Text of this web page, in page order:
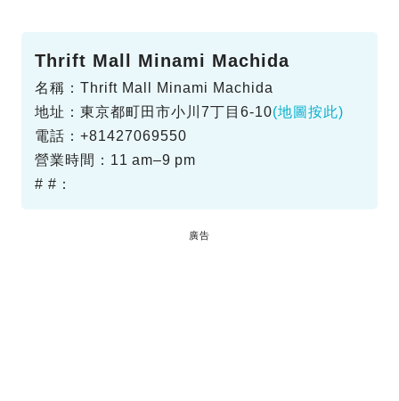
Thrift Mall Minami Machida
名稱：Thrift Mall Minami Machida
地址：東京都町田市小川7丁目6-10(地圖按此)
電話：+81427069550
營業時間：11 am–9 pm
# #：
廣告